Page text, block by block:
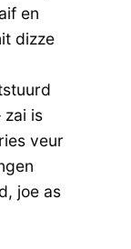
en
dizze
zai is
veur
joe as